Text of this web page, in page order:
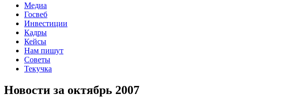
Медиа
Госвеб
Инвестиции
Кадры
Кейсы
Нам пишут
Советы
Текучка
Новости за октябрь 2007